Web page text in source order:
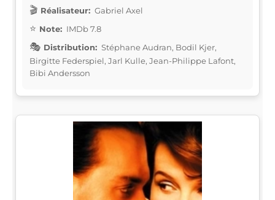
Réalisateur: Gabriel Axel
Note: IMDb 7.8
Distribution: Stéphane Audran, Bodil Kjer,
Birgitte Federspiel, Jarl Kulle, Jean-Philippe Lafont,
Bibi Andersson